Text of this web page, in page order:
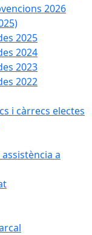
2026
2025
2024
2023
2022
i càrrecs electes
a